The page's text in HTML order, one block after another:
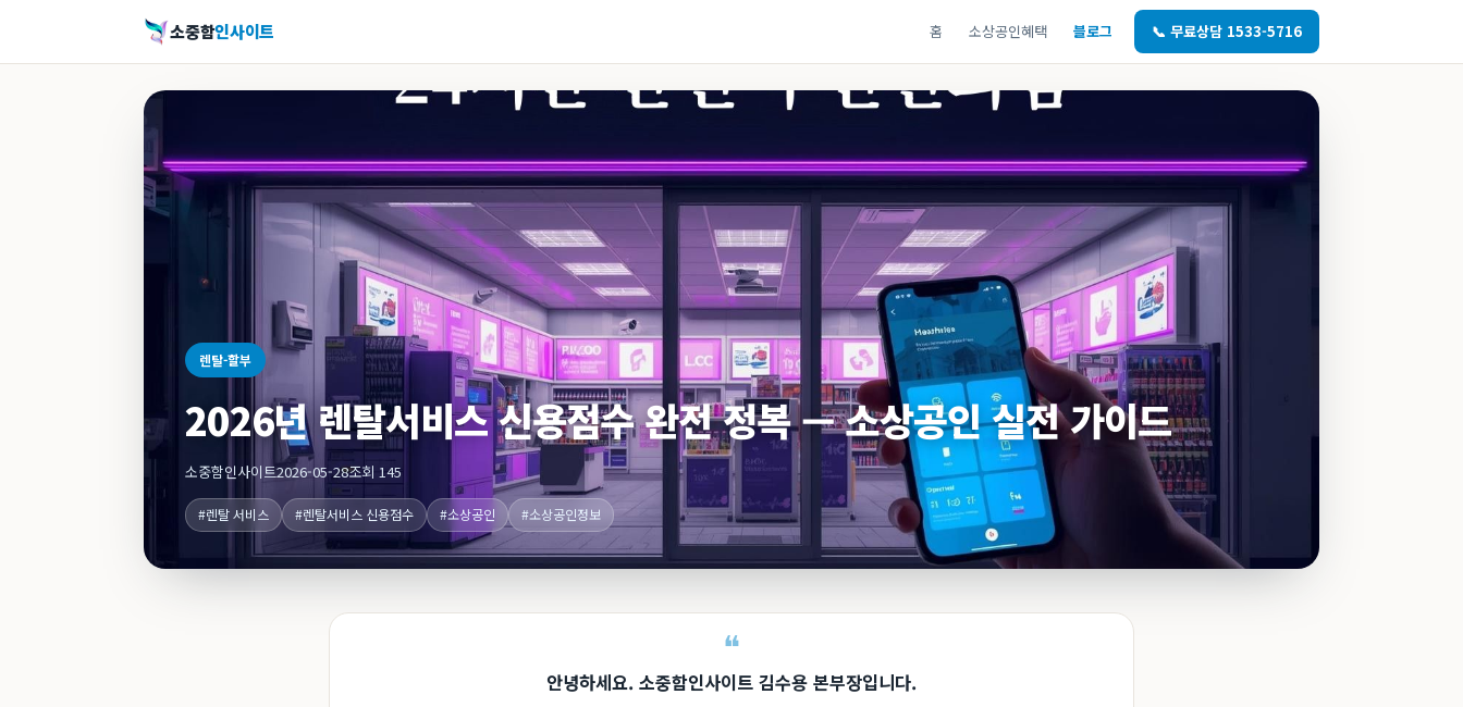
소중함인사이트 홈 소상공인혜택 블로그 📞 무료상담 1533-5716
렌탈-할부
2026년 렌탈서비스 신용점수 완전 정복 — 소상공인 실전 가이드
소중함인사이트2026-05-28조회 145
#렌탈 서비스 #렌탈서비스 신용점수 #소상공인 #소상공인정보
안녕하세요. 소중함인사이트 김수용 본부장입니다.